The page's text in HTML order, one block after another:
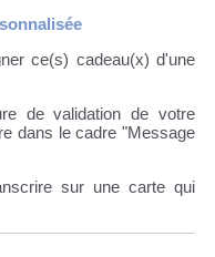
ce(s) cadeau(x) d'une
de validation de votre
dans le cadre "Message
sur une carte qui